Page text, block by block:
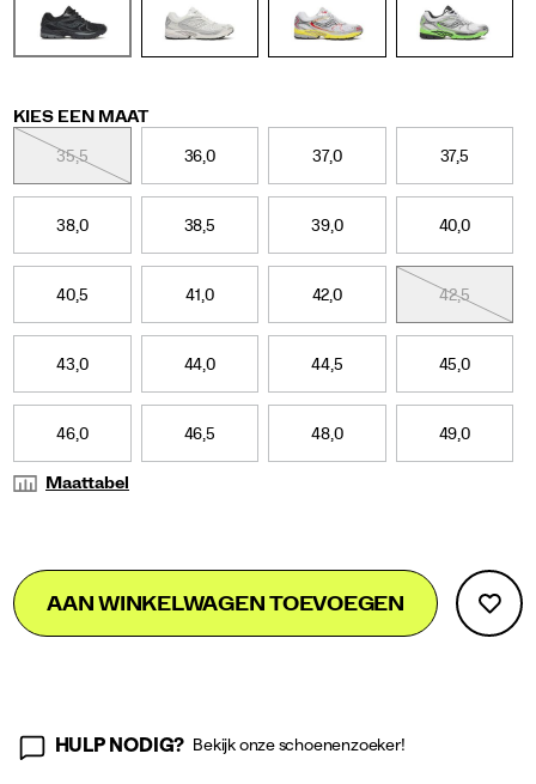
blends
clean
vibrant,
distinctive
details,
including
webbed
shank
cage
design,
light‑refracting
geometric
metallic
overlays,
and
lightweight,
Variations
KIES EEN MAAT
35,5 36,0 37,0 37,5
38,0 38,5 39,0 40,0
40,5 41,0 42,0 42,5
43,0 44,0 44,5 45,0
46,0 46,5 48,0 49,0
Maattabel
Product
Actions
Add
to
cart
false
AAN WINKELWAGEN TOEVOEGEN
HULP NODIG? Bekijk onze schoenenzoeker!